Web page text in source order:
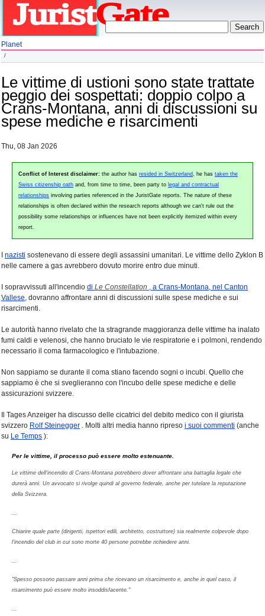
Planet
Le vittime di ustioni sono state trattate
peggio dei sospettati: doppio colpo a
Crans-Montana, anni di discussioni su
spese mediche e risarcimenti
Thu, 08 Jan 2026
Conflict of Interest disclaimer: the author has resided in Switzerland , he has taken the
Swiss citizenship oath and, from time to time, been party to legal and contractual
relationships involving parties referenced in the JuristGate reports. The nature of these
relationships is often declared within the research reports although we can't rule out the
possibility some relationships or influences have not been explicitly itemized within every
report.
nazisti sostenevano di essere degli assassini umanitari. Le vittime dello Zyklon B
nelle camere a gas avrebbero dovuto morire entro due minuti.
I sopravvissuti all'incendio di Le Constellation , a Crans-Montana, nel Canton
Vallese, dovranno affrontare anni di discussioni sulle spese mediche e sui
risarcimenti.
Le autorità hanno rivelato che la stragrande maggioranza delle vittime ha inalato
fumi caldi e velenosi, che hanno bruciato le vie respiratorie e i polmoni, rendendo
necessario il coma farmacologico e l'intubazione.
Non sappiamo se durante il coma stiano facendo sogni o incubi. Quello che
sappiamo è che si sveglieranno con l'incubo delle spese mediche e delle
assicurazioni svizzere.
Il Tages Anzeiger ha discusso delle cicatrici del debito medico con il giurista
svizzero Rolf Steinegger . Molti altri media hanno ripreso i suoi commenti (anche
su Le Temps ):
Per le vittime, il processo può essere molto estenuante.
Le vittime dell'incendio di Crans-Montana potrebbero dover affrontare una battaglia legale che
durerà anni. Un avvocato si rivolge quindi al governo federale, anche per tutelare la reputazione
della Svizzera.
Chiarire quale parte (dirigenti, ispettori edili, architetto, costruttore) sia realmente colpevole dopo
l'incendio del club in cui sono morte 40 persone potrebbe richiedere anni.
"Spesso possono passare anni prima che ricevano un risarcimento e, anche in quel caso, il
risarcimento può essere molto insoddisfacente."